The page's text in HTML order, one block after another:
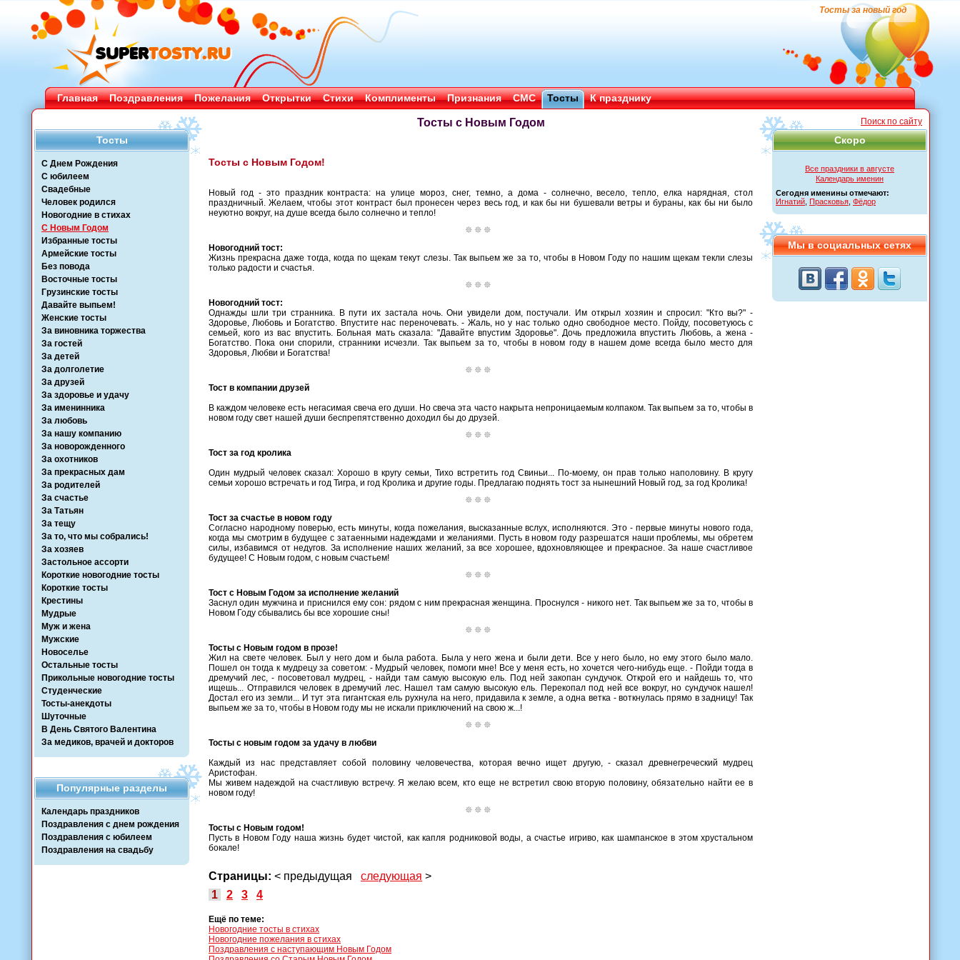
Тосты за новый год
Главная Поздравления Пожелания Открытки Стихи Комплименты Признания СМС Тосты К празднику
Тосты
С Днем Рождения
С юбилеем
Свадебные
Человек родился
Новогодние в стихах
С Новым Годом
Избранные тосты
Армейские тосты
Без повода
Восточные тосты
Грузинские тосты
Давайте выпьем!
Женские тосты
За виновника торжества
За гостей
За детей
За долголетие
За друзей
За здоровье и удачу
За именинника
За любовь
За нашу компанию
За новорожденного
За охотников
За прекрасных дам
За родителей
За счастье
За Татьян
За тещу
За то, что мы собрались!
За хозяев
Застольное ассорти
Короткие новогодние тосты
Короткие тосты
Крестины
Мудрые
Муж и жена
Мужские
Новоселье
Остальные тосты
Прикольные новогодние тосты
Студенческие
Тосты-анекдоты
Шуточные
В День Святого Валентина
За медиков, врачей и докторов
Популярные разделы
Календарь праздников
Поздравления с днем рождения
Поздравления с юбилеем
Поздравления на свадьбу
Поиск по сайту
Скоро
Все праздники в августе
Календарь именин
Сегодня именины отмечают:
Игнатий Прасковья Фёдор
Мы в социальных сетях
Тосты с Новым Годом
Тосты с Новым Годом!
Новый год - это праздник контраста: на улице мороз, снег, темно, а дома - солнечно, весело, тепло, елка нарядная, стол
праздничный. Желаем, чтобы этот контраст был пронесен через весь год, и как бы ни бушевали ветры и бураны, как бы ни было
неуютно вокруг, на душе всегда было солнечно и тепло!
Новогодний тост:
Жизнь прекрасна даже тогда, когда по щекам текут слезы. Так выпьем же за то, чтобы в Новом Году по нашим щекам текли слезы
только радости и счастья.
Новогодний тост:
Однажды шли три странника. В пути их застала ночь. Они увидели дом, постучали. Им открыл хозяин и спросил: "Кто вы?" -
Здоровье, Любовь и Богатство. Впустите нас переночевать. - Жаль, но у нас только одно свободное место. Пойду, посоветуюсь с
семьей, кого из вас впустить. Больная мать сказала: "Давайте впустим Здоровье". Дочь предложила впустить Любовь, а жена -
Богатство. Пока они спорили, странники исчезли. Так выпьем за то, чтобы в новом году в нашем доме всегда было место для
Здоровья, Любви и Богатства!
Тост в компании друзей
В каждом человеке есть негасимая свеча его души. Но свеча эта часто накрыта непроницаемым колпаком. Так выпьем за то, чтобы в
новом году свет нашей души беспрепятственно доходил бы до друзей.
Тост за год кролика
Один мудрый человек сказал: Хорошо в кругу семьи, Тихо встретить год Свиньи... По-моему, он прав только наполовину. В кругу
семьи хорошо встречать и год Тигра, и год Кролика и другие годы. Предлагаю поднять тост за нынешний Новый год, за год Кролика!
Тост за счастье в новом году
Согласно народному поверью, есть минуты, когда пожелания, высказанные вслух, исполняются. Это - первые минуты нового года,
когда мы смотрим в будущее с затаенными надеждами и желаниями. Пусть в новом году разрешатся наши проблемы, мы обретем
силы, избавимся от недугов. За исполнение наших желаний, за все хорошее, вдохновляющее и прекрасное. За наше счастливое
будущее! С Новым годом, с новым счастьем!
Тост с Новым Годом за исполнение желаний
Заснул один мужчина и приснился ему сон: рядом с ним прекрасная женщина. Проснулся - никого нет. Так выпьем же за то, чтобы в
Новом Году сбывались бы все хорошие сны!
Тосты с Новым годом в прозе!
Жил на свете человек. Был у него дом и была работа. Была у него жена и были дети. Все у него было, но ему этого было мало.
Пошел он тогда к мудрецу за советом: - Мудрый человек, помоги мне! Все у меня есть, но хочется чего-нибудь еще. - Пойди тогда в
дремучий лес, - посоветовал мудрец, - найди там самую высокую ель. Под ней закопан сундучок. Открой его и найдешь то, что
ищешь... Отправился человек в дремучий лес. Нашел там самую высокую ель. Перекопал под ней все вокруг, но сундучок нашел!
Достал его из земли... И тут эта гигантская ель рухнула на него, придавила к земле, а одна ветка - воткнулась прямо в задницу! Так
выпьем же за то, чтобы в Новом году мы не искали приключений на свою ж...!
Тосты с новым годом за удачу в любви
Каждый из нас представляет собой половину человечества, которая вечно ищет другую, - сказал древнегреческий мудрец
Аристофан.
Мы живем надеждой на счастливую встречу. Я желаю всем, кто еще не встретил свою вторую половину, обязательно найти ее в
новом году!
Тосты с Новым годом!
Пусть в Новом Году наша жизнь будет чистой, как капля родниковой воды, а счастье игриво, как шампанское в этом хрустальном
бокале!
Страницы: < предыдущая следующая >
1
2 3 4
Ещё по теме:
Новогодние тосты в стихах
Новогодние пожелания в стихах
Поздравления с наступающим Новым Годом